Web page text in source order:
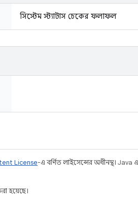
সিস্টেম স্ট্যাটাস চেকের ফলাফল
License-এ বর্ণিত লাইসেন্সের অধীনস্থ।
হয়েছে।